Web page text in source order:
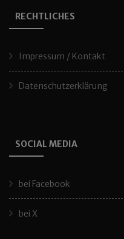
RECHTLICHES
Impressum / Kontakt
Datenschutzerklärung
SOCIAL MEDIA
bei Facebook
bei X